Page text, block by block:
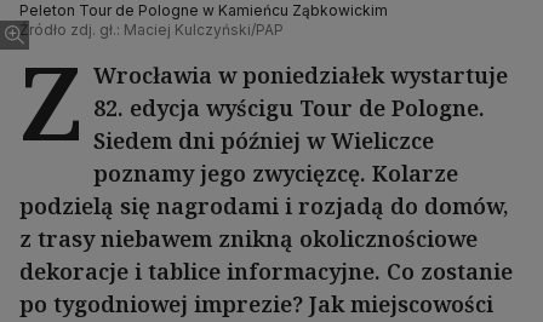
Peleton Tour de Pologne w Kamieńcu Ząbkowickim
Źródło zdj. gł.: Maciej Kulczyński/PAP
Z Wrocławia w poniedziałek wystartuje
82. edycja wyścigu Tour de Pologne.
Siedem dni później w Wieliczce
poznamy jego zwycięzcę. Kolarze
podzielą się nagrodami i rozjadą do domów,
z trasy niebawem znikną okolicznościowe
dekoracje i tablice informacyjne. Co zostanie
po tygodniowej imprezie? Jak miejscowości